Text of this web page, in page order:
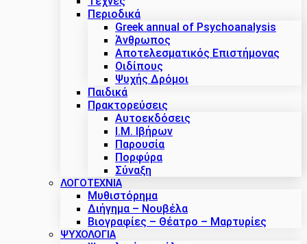
Περιοδικά
Greek annual of Psychoanalysis
Άνθρωπος
Αποτελεσματικός Επιστήμονας
Οιδίπους
Ψυχής Δρόμοι
Παιδικά
Πρακτoρεύσεις
Αυτοεκδόσεις
Ι.Μ. Ιβήρων
Παρουσία
Πορφύρα
Σύναξη
ΛΟΓΟΤΕΧΝΙΑ
Μυθιστόρημα
Διήγημα – Νουβέλα
Βιογραφίες – Θέατρο – Μαρτυρίες
ΨΥΧΟΛΟΓΙΑ